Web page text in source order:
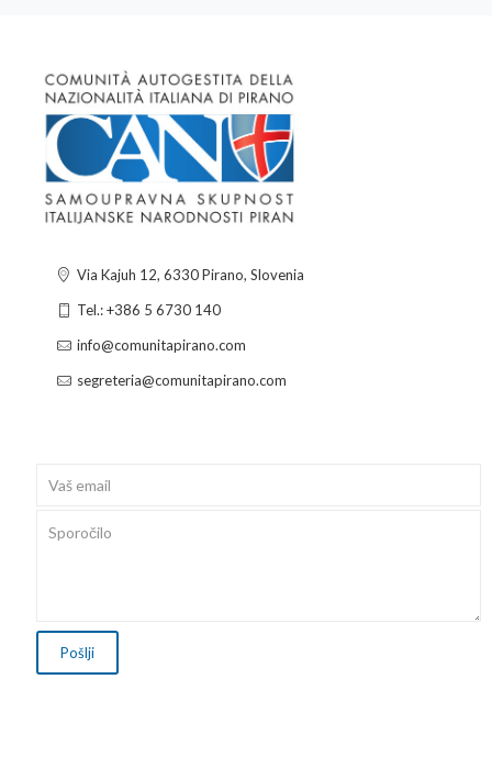
Via Kajuh 12, 6330 Pirano, Slovenia
Tel.: +386 5 6730 140
info@comunitapirano.com
segreteria@comunitapirano.com